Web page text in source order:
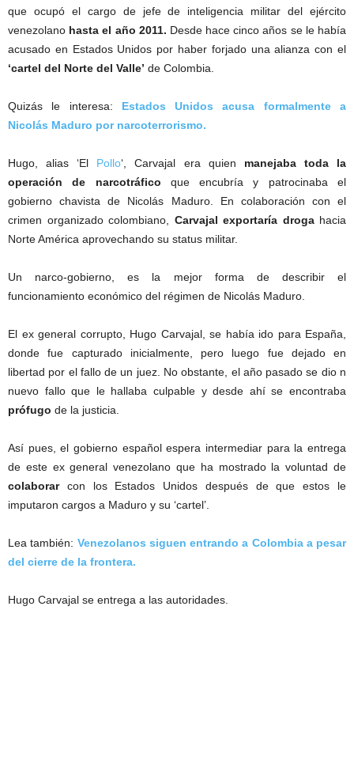
que ocupó el cargo de jefe de inteligencia militar del ejército
venezolano hasta el año 2011. Desde hace cinco años se le había
acusado en Estados Unidos por haber forjado una alianza con el
‘cartel del Norte del Valle’ de Colombia.
Quizás le interesa: Estados Unidos acusa formalmente a
Nicolás Maduro por narcoterrorismo.
Hugo, alias ‘El Pollo‘, Carvajal era quien manejaba toda la
operación de narcotráfico que encubría y patrocinaba el
gobierno chavista de Nicolás Maduro. En colaboración con el
crimen organizado colombiano, Carvajal exportaría drogahacia
Norte América aprovechando su status militar.
Un narco-gobierno, es la mejor forma de describir el
funcionamiento económico del régimen de Nicolás Maduro.
El ex general corrupto, Hugo Carvajal, se había ido para España,
donde fue capturado inicialmente, pero luego fue dejado en
libertad por el fallo de un juez. No obstante, el año pasado se dio n
nuevo fallo que le hallaba culpable y desde ahí se encontraba
prófugo de la justicia.
Así pues, el gobierno español espera intermediar para la entrega
de este ex general venezolano que ha mostrado la voluntad de
colaborarcon los Estados Unidos después de que estos le
imputaron cargos a Maduro y su ‘cartel’.
Lea también: Venezolanos siguen entrando a Colombia a pesar
del cierre de la frontera.
Hugo Carvajal se entrega a las autoridades.